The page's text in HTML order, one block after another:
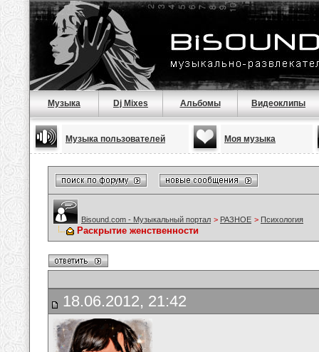
Музыка Dj Mixes Альбомы Видеоклипы
Музыка пользователей Моя музыка
Bisound.com - Музыкальный портал > РАЗНОЕ > Психология
Раскрытие женственности
18.06.2012, 21:42